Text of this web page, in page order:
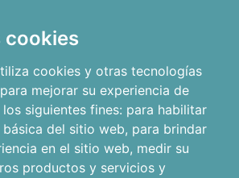
cookies
cookies y otras tecnologías
mejorar su experiencia de
siguientes fines: para habilitar
del sitio web, para brindar
en el sitio web, medir su
productos y servicios y